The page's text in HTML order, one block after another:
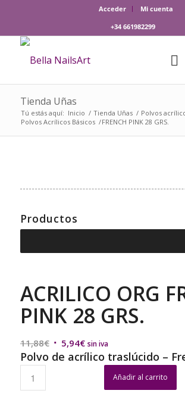
Acceder
Mi cuenta
+34 661982299
Tienda Uñas
Tú estás aquí: Inicio / Tienda Uñas / Polvos
Polvos Acrílicos Básicos /FRENCH PINK 28 GRS.
Productos
ACRILICO ORG
PINK 28 GRS.
11,88€ El
precio
5,94€El
precio
sin iva
Polvo de acrílico traslúcido –
Añadir al carrito